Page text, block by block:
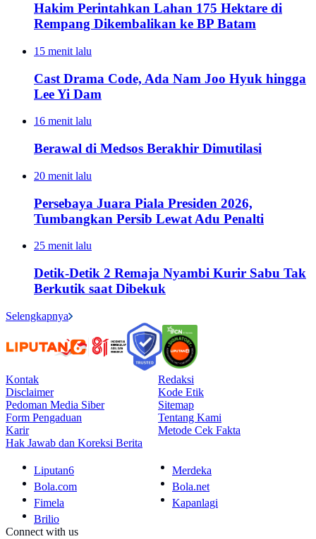
Hakim Perintahkan Lahan 175 Hektare di
Rempang Dikembalikan ke BP Batam
15 menit lalu
Cast Drama Code, Ada Nam Joo Hyuk hingga
Lee Yi Dam
16 menit lalu
Berawal di Medsos Berakhir Dimutilasi
20 menit lalu
Persebaya Juara Piala Presiden 2026,
Tumbangkan Persib Lewat Adu Penalti
25 menit lalu
Detik-Detik 2 Remaja Nyambi Kurir Sabu Tak
Berkutik saat Dibekuk
Selengkapnya
Kontak
Redaksi
Disclaimer
Kode Etik
Pedoman Media Siber
Sitemap
Form Pengaduan
Tentang Kami
Karir
Metode Cek Fakta
Hak Jawab dan Koreksi Berita
Liputan6
Merdeka
Bola.com
Bola.net
Fimela
Kapanlagi
Brilio
Connect with us